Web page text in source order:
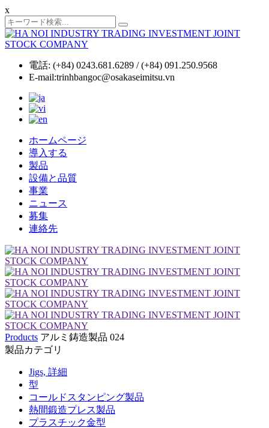
x
電話: (+84) 0243.681.6289 / (+84) 091.250.9568
E-mail:trinhbangoc@osakaseimitsu.vn
ホームページ
導入する
製品
設備と品質
事業
ニュース
募集
連絡先
Products アルミ鋳造製品 024
製品カテゴリ
Jigs, 詳細
型
コールドスタンピング製品
熱間鍛造プレス製品
プラスチック金型